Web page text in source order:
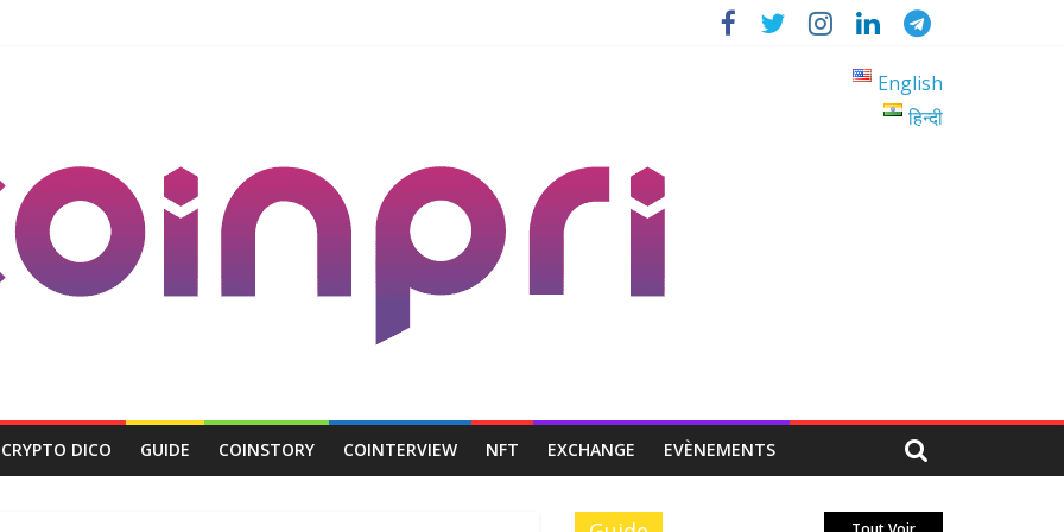
English
हिन्दी
CRYPTO DICO GUIDE COINSTORY COINTERVIEW NFT EXCHANGE EVÈNEMENTS